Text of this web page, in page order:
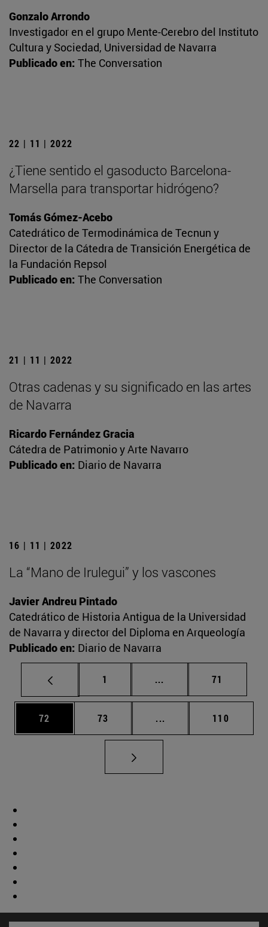
Gonzalo Arrondo
Investigador en el grupo Mente-Cerebro del Instituto
Cultura y Sociedad, Universidad de Navarra
Publicado en: The Conversation
22 | 11 | 2022
¿Tiene sentido el gasoducto Barcelona-
Marsella para transportar hidrógeno?
Tomás Gómez-Acebo
Catedrático de Termodinámica de Tecnun y
Director de la Cátedra de Transición Energética de
la Fundación Repsol
Publicado en: The Conversation
21 | 11 | 2022
Otras cadenas y su significado en las artes
de Navarra
Ricardo Fernández Gracia
Cátedra de Patrimonio y Arte Navarro
Publicado en: Diario de Navarra
16 | 11 | 2022
La “Mano de Irulegui” y los vascones
Javier Andreu Pintado
Catedrático de Historia Antigua de la Universidad
de Navarra y director del Diploma en Arqueología
Publicado en: Diario de Navarra
Página
1 ... Páginas intermedias
Página
71
Página
72 Página
73 ... Páginas intermedias
Página
110